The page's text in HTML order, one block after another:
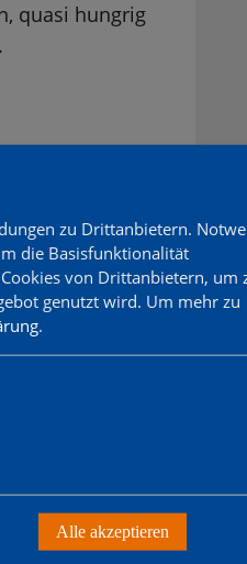
quasi hungrig
zu Drittanbietern.
die Basisfunktionalität
von Drittanbietern, um
genutzt wird. Um mehr zu
.
Alle akzeptieren